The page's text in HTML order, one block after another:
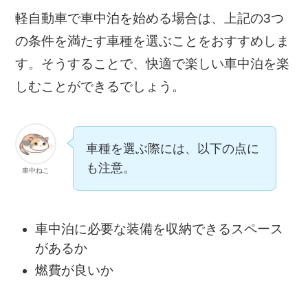
軽自動車で車中泊を始める場合は、上記の3つ
の条件を満たす車種を選ぶことをおすすめしま
す。そうすることで、快適で楽しい車中泊を楽
しむことができるでしょう。
車中ねこ
車種を選ぶ際には、以下の点に
も注意。
車中泊に必要な装備を収納できるスペース
があるか
燃費が良いか